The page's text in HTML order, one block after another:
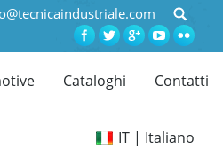
Cataloghi Contatti
IT | Italiano